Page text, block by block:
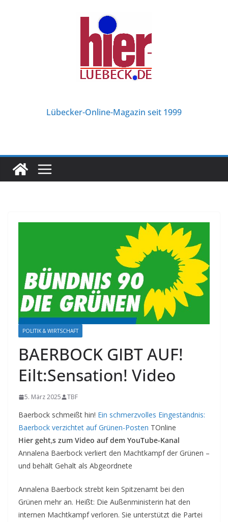
Lübecker-Online-Magazin seit 1999
POLITIK & WIRTSCHAFT
BAERBOCK GIBT AUF!
Eilt:Sensation! Video
5. März 2025 TBF
Baerbock schmeißt hin! Ein schmerzvolles Eingeständnis:
Baerbock verzichtet auf Grünen-Posten TOnline
Hier geht‚s zum Video auf dem YouTube-Kanal
Annalena Baerbock verliert den Machtkampf der Grünen –
und behält Gehalt als Abgeordnete
Annalena Baerbock strebt kein Spitzenamt bei den
Grünen mehr an. Heißt: Die Außenministerin hat den
internen Machtkampf verloren. Sie unterstützt die Partei